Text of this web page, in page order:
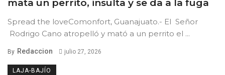
mata un perrito, insulta y se da a la fuga
Spread the loveComonfort, Guanajuato.- El Señor
Rodrigo Cano atropelló y mató a un perrito el ...
By Redaccion julio 27, 2026
LAJA-BAJÍO